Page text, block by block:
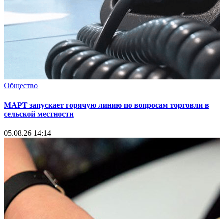
Общество
МАРТ запускает горячую линию по вопросам торговли в
сельской местности
05.08.26 14:14